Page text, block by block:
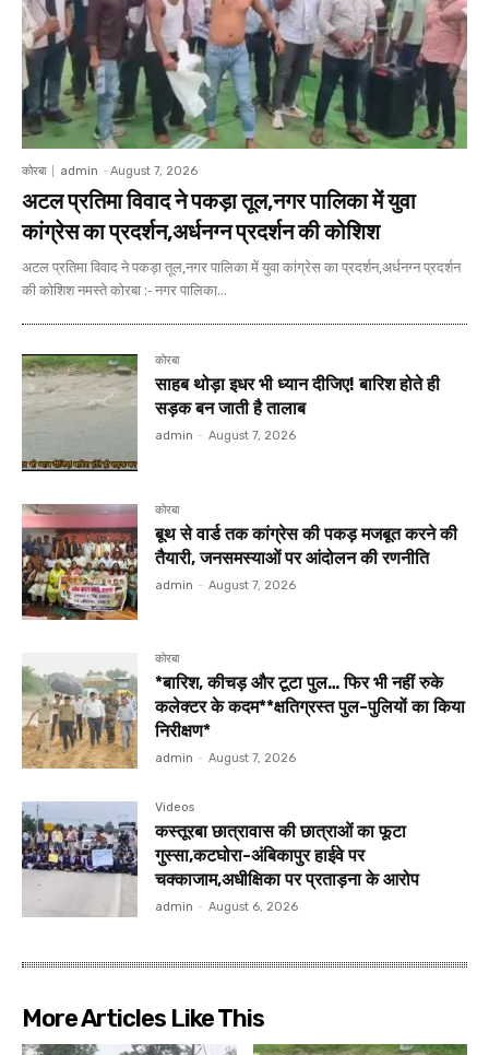
कोरबा admin - August 7, 2026
अटल प्रतिमा विवाद ने पकड़ा तूल,नगर पालिका में युवा
कांग्रेस का प्रदर्शन,अर्धनग्न प्रदर्शन की कोशिश
अटल प्रतिमा विवाद ने पकड़ा तूल,नगर पालिका में युवा कांग्रेस का प्रदर्शन,अर्धनग्न प्रदर्शन
की कोशिश नमस्ते कोरबा :- नगर पालिका...
कोरबा
साहब थोड़ा इधर भी ध्यान दीजिए! बारिश होते ही
सड़क बन जाती है तालाब
admin - August 7, 2026
कोरबा
बूथ से वार्ड तक कांग्रेस की पकड़ मजबूत करने की
तैयारी, जनसमस्याओं पर आंदोलन की रणनीति
admin - August 7, 2026
कोरबा
*बारिश, कीचड़ और टूटा पुल… फिर भी नहीं रुके
कलेक्टर के कदम**क्षतिग्रस्त पुल-पुलियों का किया
निरीक्षण*
admin - August 7, 2026
Videos
कस्तूरबा छात्रावास की छात्राओं का फूटा
गुस्सा,कटघोरा-अंबिकापुर हाईवे पर
चक्काजाम,अधीक्षिका पर प्रताड़ना के आरोप
admin - August 6, 2026
More Articles Like This